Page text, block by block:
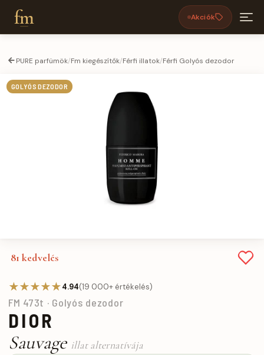
fm Akciók
PURE parfümök/Fm kiegészítők/Férfi illatok/Férfi Golyós dezodor
GOLYÓS DEZODOR
81 kedvelés
★★★★★4.94(19 000+ értékelés)
FM 473t · Golyós dezodor
DIOR
Sauvage illat alternatívája